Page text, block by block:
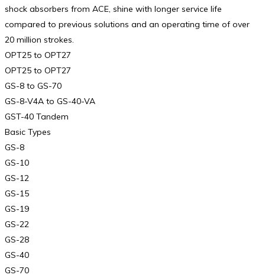
shock absorbers from ACE, shine with longer service life
compared to previous solutions and an operating time of over
20 million strokes.
OPT25 to OPT27
OPT25 to OPT27
GS-8 to GS-70
GS-8-V4A to GS-40-VA
GST-40 Tandem
Basic Types
GS-8
GS-10
GS-12
GS-15
GS-19
GS-22
GS-28
GS-40
GS-70